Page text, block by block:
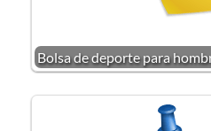
Bolsa de deporte para